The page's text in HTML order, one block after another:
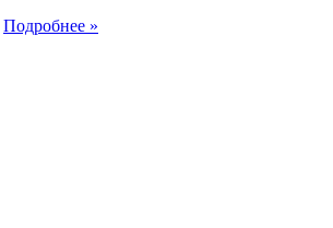
Подробнее »